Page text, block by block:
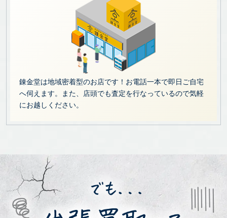
錬金堂は地域密着型のお店です！お電話一本で即日ご自宅
へ伺えます。また、店頭でも査定を行なっているので気軽
にお越しください。